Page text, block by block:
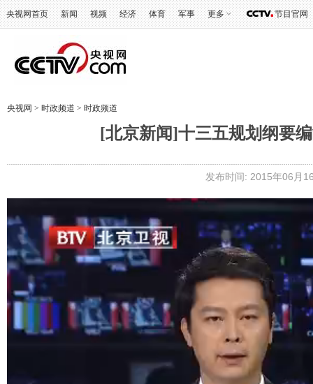
央视网首页 新闻 视频 经济 体育 军事 更多 节目官网
央视网 > 时政频道 > 时政频道
[北京新闻]十三五规划纲要
发布时间: 2015年06月